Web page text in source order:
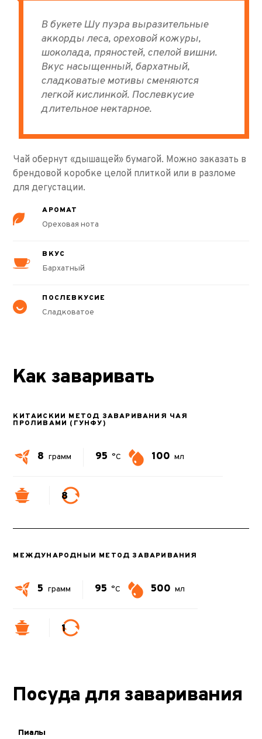
В букете Шу пуэра выразительные
аккорды леса, ореховой кожуры,
шоколада, пряностей, спелой вишни.
Вкус насыщенный, бархатный,
сладковатые мотивы сменяются
легкой кислинкой. Послевкусие
длительное нектарное.
Чай обернут «дышащей» бумагой. Можно заказать в
брендовой коробке целой плиткой или в разломе
для дегустации.
АРОМАТ
Ореховая нота
ВКУС
Бархатный
ПОСЛЕВКУСИЕ
Сладковатое
Как заваривать
КИТАЙСКИЙ МЕТОД ЗАВАРИВАНИЯ ЧАЯ
ПРОЛИВАМИ (ГУНФУ)
8 грамм 95 °C 100 мл
8
МЕЖДУНАРОДНЫЙ МЕТОД ЗАВАРИВАНИЯ
5 грамм 95 °C 500 мл
1
Посуда для заваривания
Пиалы